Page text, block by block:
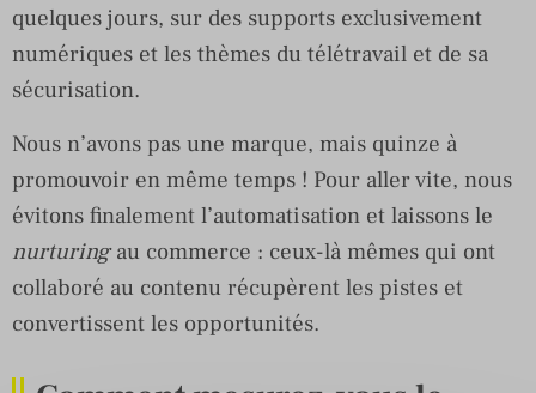
quelques jours, sur des supports exclusivement
numériques et les thèmes du télétravail et de sa
sécurisation.
Nous n’avons pas une marque, mais quinze à
promouvoir en même temps ! Pour aller vite, nous
évitons finalement l’automatisation et laissons le
nurturingau commerce : ceux-là mêmes qui ont
collaboré au contenu récupèrent les pistes et
convertissent les opportunités.